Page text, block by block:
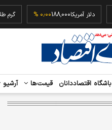
دلار آمریکا188,000
باشگاه اقتصاددانان قیمت‌ها آرشیو